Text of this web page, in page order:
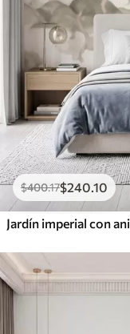
$400.17$240 .10